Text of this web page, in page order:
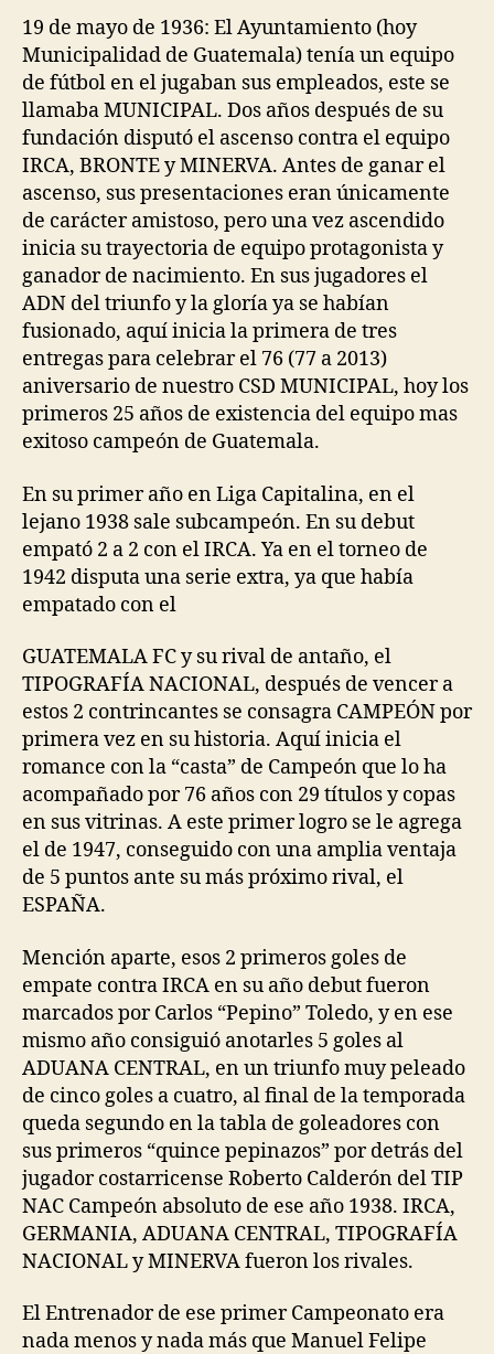
19 de mayo de 1936: El Ayuntamiento (hoy
Municipalidad de Guatemala) tenía un equipo
de fútbol en el jugaban sus empleados, este se
llamaba MUNICIPAL. Dos años después de su
fundación disputó el ascenso contra el equipo
IRCA, BRONTE y MINERVA. Antes de ganar el
ascenso, sus presentaciones eran únicamente
de carácter amistoso, pero una vez ascendido
inicia su trayectoria de equipo protagonista y
ganador de nacimiento. En sus jugadores el
ADN del triunfo y la gloría ya se habían
fusionado, aquí inicia la primera de tres
entregas para celebrar el 76 (77 a 2013)
aniversario de nuestro CSD MUNICIPAL, hoy los
primeros 25 años de existencia del equipo mas
exitoso campeón de Guatemala.
En su primer año en Liga Capitalina, en el
lejano 1938 sale subcampeón. En su debut
empató 2 a 2 con el IRCA. Ya en el torneo de
1942 disputa una serie extra, ya que había
empatado con el
GUATEMALA FC y su rival de antaño, el
TIPOGRAFÍA NACIONAL, después de vencer a
estos 2 contrincantes se consagra CAMPEÓN por
primera vez en su historia. Aquí inicia el
romance con la “casta” de Campeón que lo ha
acompañado por 76 años con 29 títulos y copas
en sus vitrinas. A este primer logro se le agrega
el de 1947, conseguido con una amplia ventaja
de 5 puntos ante su más próximo rival, el
ESPAÑA.
Mención aparte, esos 2 primeros goles de
empate contra IRCA en su año debut fueron
marcados por Carlos “Pepino” Toledo, y en ese
mismo año consiguió anotarles 5 goles al
ADUANA CENTRAL, en un triunfo muy peleado
de cinco goles a cuatro, al final de la temporada
queda segundo en la tabla de goleadores con
sus primeros “quince pepinazos” por detrás del
jugador costarricense Roberto Calderón del TIP
NAC Campeón absoluto de ese año 1938. IRCA,
GERMANIA, ADUANA CENTRAL, TIPOGRAFÍA
NACIONAL y MINERVA fueron los rivales.
El Entrenador de ese primer Campeonato era
nada menos y nada más que Manuel Felipe